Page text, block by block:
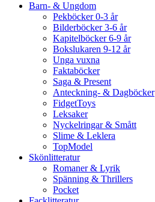
Barn- & Ungdom
Pekböcker 0-3 år
Bilderböcker 3-6 år
Kapitelböcker 6-9 år
Bokslukaren 9-12 år
Unga vuxna
Faktaböcker
Saga & Present
Anteckning- & Dagböcker
FidgetToys
Leksaker
Nyckelringar & Smått
Slime & Leklera
TopModel
Skönlitteratur
Romaner & Lyrik
Spänning & Thrillers
Pocket